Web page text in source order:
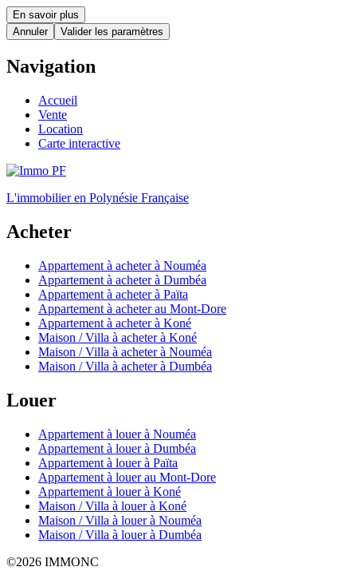
En savoir plus
Annuler
Valider les paramètres
Navigation
Accueil
Vente
Location
Carte interactive
L'immobilier en Polynésie Française
Acheter
Appartement à acheter à Nouméa
Appartement à acheter à Dumbéa
Appartement à acheter à Païta
Appartement à acheter au Mont-Dore
Appartement à acheter à Koné
Maison / Villa à acheter à Koné
Maison / Villa à acheter à Nouméa
Maison / Villa à acheter à Dumbéa
Louer
Appartement à louer à Nouméa
Appartement à louer à Dumbéa
Appartement à louer à Païta
Appartement à louer au Mont-Dore
Appartement à louer à Koné
Maison / Villa à louer à Koné
Maison / Villa à louer à Nouméa
Maison / Villa à louer à Dumbéa
©2026 IMMONC